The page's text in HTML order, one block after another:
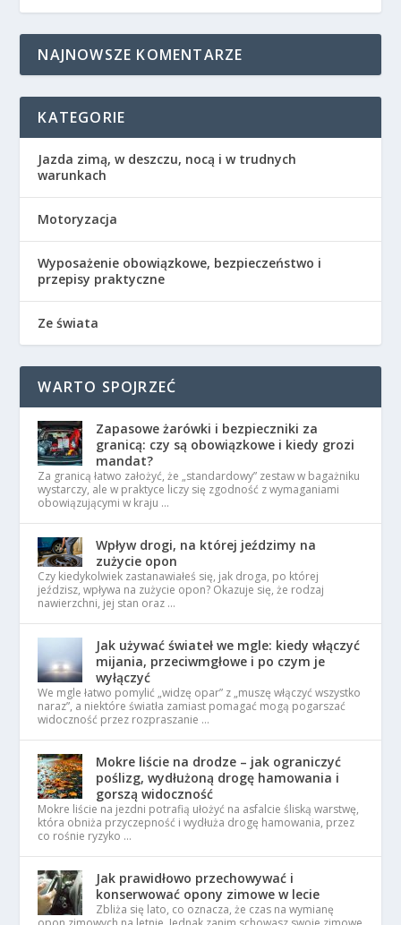
NAJNOWSZE KOMENTARZE
KATEGORIE
Jazda zimą, w deszczu, nocą i w trudnych
warunkach
Motoryzacja
Wyposażenie obowiązkowe, bezpieczeństwo i
przepisy praktyczne
Ze świata
WARTO SPOJRZEĆ
Zapasowe żarówki i bezpieczniki za
granicą: czy są obowiązkowe i kiedy grozi
mandat?
Za granicą łatwo założyć, że „standardowy” zestaw w bagażniku
wystarczy, ale w praktyce liczy się zgodność z wymaganiami
obowiązującymi w kraju …
Wpływ drogi, na której jeździmy na
zużycie opon
Czy kiedykolwiek zastanawiałeś się, jak droga, po której
jeździsz, wpływa na zużycie opon? Okazuje się, że rodzaj
nawierzchni, jej stan oraz …
Jak używać świateł we mgle: kiedy włączyć
mijania, przeciwmgłowe i po czym je
wyłączyć
We mgle łatwo pomylić „widzę opar” z „muszę włączyć wszystko
naraz”, a niektóre światła zamiast pomagać mogą pogarszać
widoczność przez rozpraszanie …
Mokre liście na drodze – jak ograniczyć
poślizg, wydłużoną drogę hamowania i
gorszą widoczność
Mokre liście na jezdni potrafią ułożyć na asfalcie śliską warstwę,
która obniża przyczepność i wydłuża drogę hamowania, przez
co rośnie ryzyko …
Jak prawidłowo przechowywać i
konserwować opony zimowe w lecie
Zbliża się lato, co oznacza, że czas na wymianę